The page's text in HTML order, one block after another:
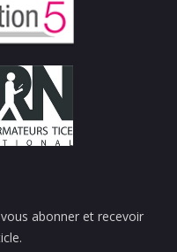
abonner et recevoir